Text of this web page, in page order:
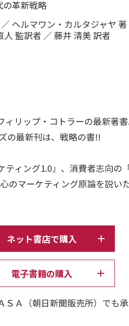
の革新戦略
ヘルマワン・カルタジャヤ 著
監訳者 ／ 藤井 清美 訳者
リップ・コトラーの最新著書
の最新刊は、戦略の書!!
ティング1.0」、消費者志向の
のマーケティング原論を説い
用の書『コトラーのマーケティ
では、コロナ禍で急速に進んだ
ング戦略を伝授!! デジタル空
の書。
ネット書店で購入
電子書籍の購入
Ａ（朝日新聞販売所）でも承